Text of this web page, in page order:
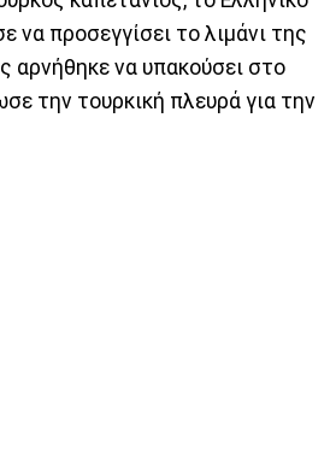
να προσεγγίσει το λιμάνι της
αρνήθηκε να υπακούσει στο
την τουρκική πλευρά για την